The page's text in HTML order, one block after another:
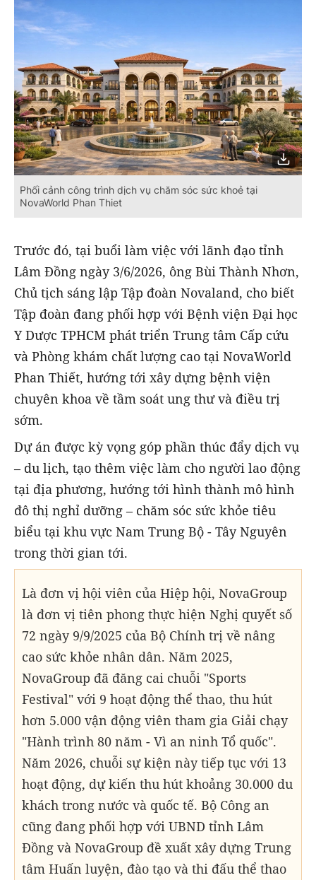
Phối cảnh công trình dịch vụ chăm sóc sức khoẻ tại
NovaWorld Phan Thiet
Trước đó, tại buổi làm việc với lãnh đạo tỉnh
Lâm Đồng ngày 3/6/2026, ông Bùi Thành Nhơn,
Chủ tịch sáng lập Tập đoàn Novaland, cho biết
Tập đoàn đang phối hợp với Bệnh viện Đại học
Y Dược TPHCM phát triển Trung tâm Cấp cứu
và Phòng khám chất lượng cao tại NovaWorld
Phan Thiết, hướng tới xây dựng bệnh viện
chuyên khoa về tầm soát ung thư và điều trị
sớm.
Dự án được kỳ vọng góp phần thúc đẩy dịch vụ
– du lịch, tạo thêm việc làm cho người lao động
tại địa phương, hướng tới hình thành mô hình
đô thị nghỉ dưỡng – chăm sóc sức khỏe tiêu
biểu tại khu vực Nam Trung Bộ - Tây Nguyên
trong thời gian tới.
Là đơn vị hội viên của Hiệp hội, NovaGroup
là đơn vị tiên phong thực hiện Nghị quyết số
72 ngày 9/9/2025 của Bộ Chính trị về nâng
cao sức khỏe nhân dân. Năm 2025,
NovaGroup đã đăng cai chuỗi "Sports
Festival" với 9 hoạt động thể thao, thu hút
hơn 5.000 vận động viên tham gia Giải chạy
"Hành trình 80 năm - Vì an ninh Tổ quốc".
Năm 2026, chuỗi sự kiện này tiếp tục với 13
hoạt động, dự kiến thu hút khoảng 30.000 du
khách trong nước và quốc tế. Bộ Công an
cũng đang phối hợp với UBND tỉnh Lâm
Đồng và NovaGroup đề xuất xây dựng Trung
tâm Huấn luyện, đào tạo và thi đấu thể thao